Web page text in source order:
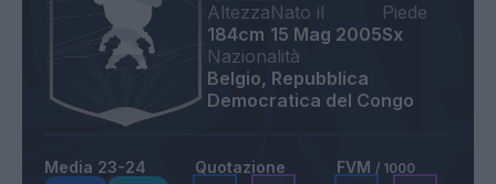
Altezza
184cm
Nato il
15 Mag 2005
Piede
Sx
Nazionalità
Belgio, Repubblica
Democratica del Congo
Media 23-24 Quotazione FVM / 1000